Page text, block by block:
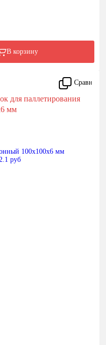
В корзину
Сравнить
для паллетирования
мм